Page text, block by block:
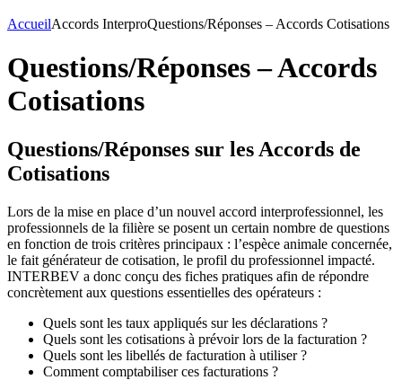
AccueilAccords InterproQuestions/Réponses – Accords Cotisations
Questions/Réponses – Accords
Cotisations
Questions/Réponses sur les Accords de
Cotisations
Lors de la mise en place d’un nouvel accord interprofessionnel, les
professionnels de la filière se posent un certain nombre de questions
en fonction de trois critères principaux : l’espèce animale concernée,
le fait générateur de cotisation, le profil du professionnel impacté.
INTERBEV a donc conçu des fiches pratiques afin de répondre
concrètement aux questions essentielles des opérateurs :
Quels sont les taux appliqués sur les déclarations ?
Quels sont les cotisations à prévoir lors de la facturation ?
Quels sont les libellés de facturation à utiliser ?
Comment comptabiliser ces facturations ?